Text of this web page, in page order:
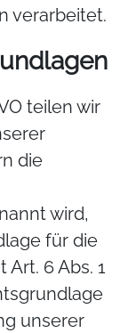
verarbeitet.
teilen wir
die
wird,
für die
Art. 6 Abs. 1
unserer